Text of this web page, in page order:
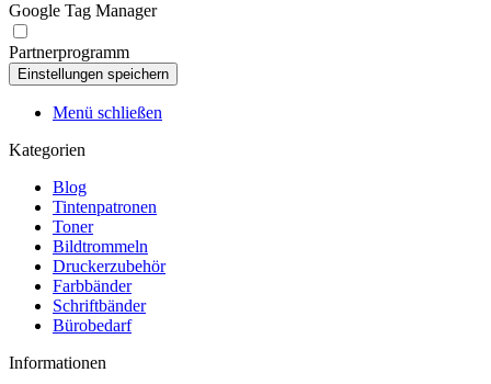
Google Tag Manager
Partnerprogramm
Menü schließen
Kategorien
Blog
Tintenpatronen
Toner
Bildtrommeln
Druckerzubehör
Farbbänder
Schriftbänder
Bürobedarf
Informationen